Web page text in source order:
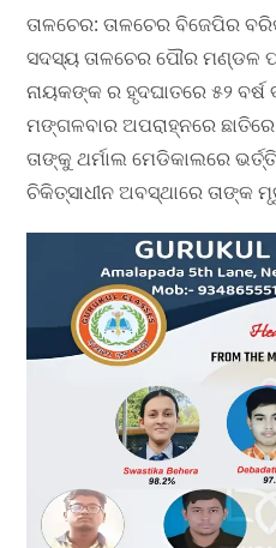
ତାଳଚେର: ତାଳଚେର ବିଜେପିର
ସଦସ୍ୟ ତାଳଚେର ପୌର ମଣ୍ଡଳ
ନାୟକଙ୍କ ର ହୃଦଘାତରେ ୫୨
ମଙ୍ଗଳବାର ଅପରାହ୍ନରେ
ତାଙ୍କୁ ଥର୍ମାଲ ମେଡିକାଲରେ
ଚିକିତ୍ସାଧୀନ ଅବସ୍ଥାରେ ତାଙ୍କ